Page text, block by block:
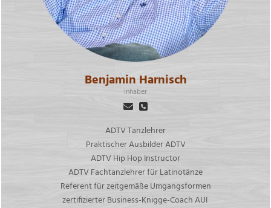
Benjamin Harnisch
Inhaber
ADTV Tanzlehrer
Praktischer Ausbilder ADTV
ADTV Hip Hop Instructor
ADTV Fachtanzlehrer für Latinotänze
Referent für zeitgemäße Umgangsformen
zertifizierter Business-Knigge-Coach AUI